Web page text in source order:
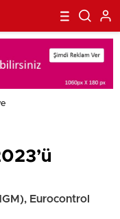
Eurocontrol